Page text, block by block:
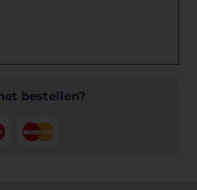
bestellen?